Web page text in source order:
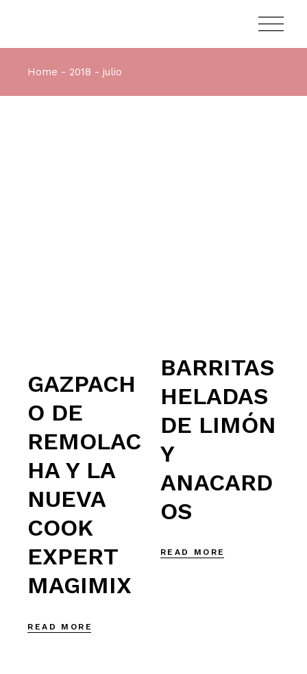
Home 2018 julio
GAZPACH
O DE
REMOLAC
HA Y LA
NUEVA
COOK
EXPERT
MAGIMIX
READ MORE
BARRITAS
HELADAS
DE LIMÓN
Y
ANACARD
OS
READ MORE